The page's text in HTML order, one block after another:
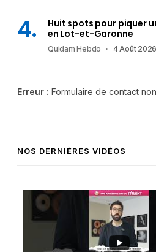
Huit spots pour piquer
en Lot-et-Garonne
Quidam Hebdo 4 Août 2026
Erreur : Formulaire de contact
NOS DERNIÈRES VIDÉOS